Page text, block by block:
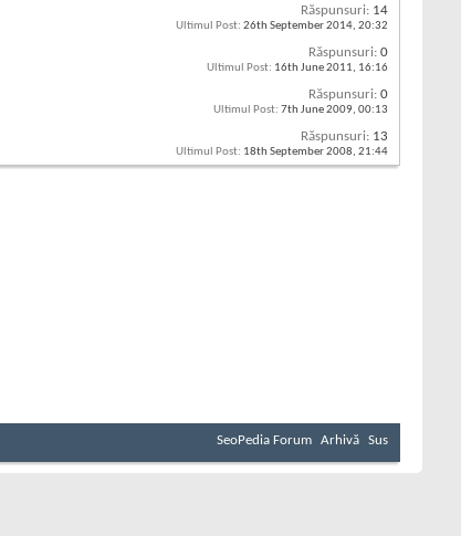
Răspunsuri: 14
Ultimul Post: 26th September 2014, 20:32
Răspunsuri: 0
Ultimul Post: 16th June 2011, 16:16
Răspunsuri: 0
Ultimul Post: 7th June 2009, 00:13
Răspunsuri: 13
Ultimul Post: 18th September 2008, 21:44
SeoPedia Forum Arhivă Sus